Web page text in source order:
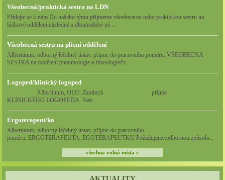
Všeobecná/praktická sestra na LDN
Přidejte se k nám Do našeho týmu přijmeme všeobecnou nebo praktickou sestru na
lůžkové oddělení následné a dlouhodobé pé...
Všeobecná sestra na plicní oddělení
Albertinum, odborný léčebný ústav, přijme do pracovního poměru: VŠEOBECNÁ
SESTRA na oddělení pneumologie a ftizeologiePr...
Logoped/klinický logoped
Albertinum, OLÚ, Žamberk přijme
KLINICKÉHO LOGOPEDA Nab...
Ergoterapeut/ka
Albertinum, odborný léčebný ústav, přijme do pracovního
poměru: ERGOTERAPEUTA, EGOTERAPEUTKU Požadujeme:odbornou způsobi...
všechna volná místa »
AKTUALITY